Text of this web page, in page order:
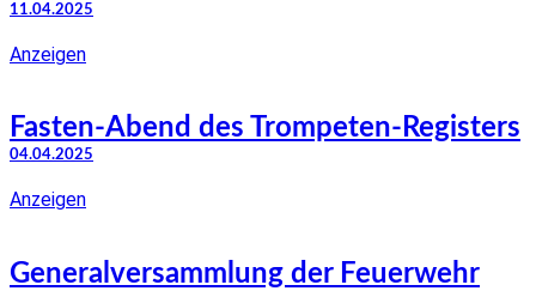
11.04.2025
Anzeigen
Fasten-Abend des Trompeten-Registers
04.04.2025
Anzeigen
Generalversammlung der Feuerwehr